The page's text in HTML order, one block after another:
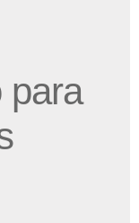
para